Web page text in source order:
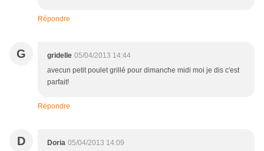
Répondre
G gridelle 05/04/2013 14:44
avecun petit poulet grillé pour dimanche midi moi je dis c'est
parfait!
Répondre
D Doria 05/04/2013 14:09